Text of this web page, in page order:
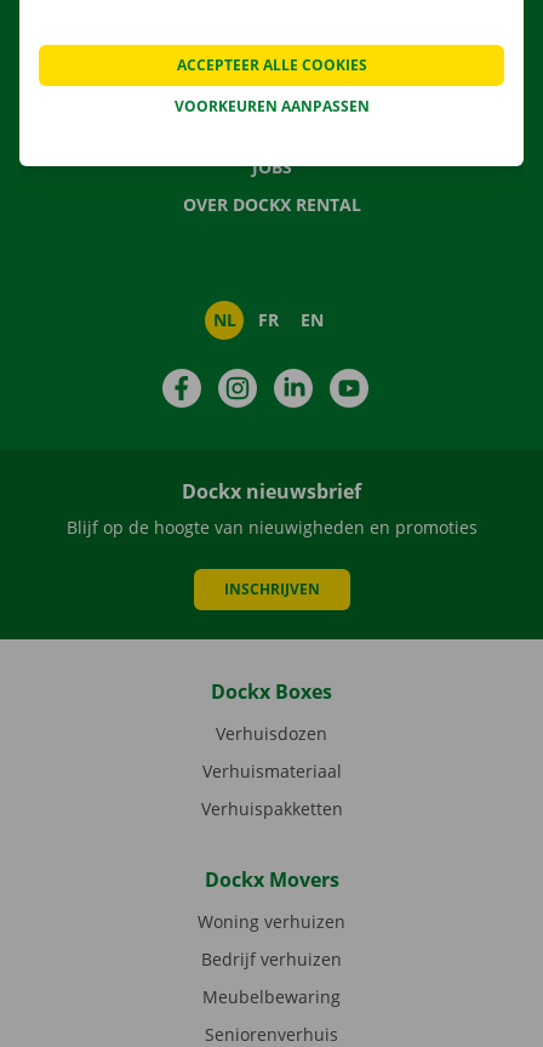
VEELGESTELDE VRAGEN
NIEUWS
JOBS
OVER DOCKX RENTAL
NL FR EN
FacebookInstagramLinkedIn
Dockx nieuwsbrief
Blijf op de hoogte van nieuwigheden en promoties
INSCHRIJVEN
Dockx Boxes
Verhuisdozen
Verhuismateriaal
Verhuispakketten
Dockx Movers
Woning verhuizen
Bedrijf verhuizen
Meubelbewaring
Seniorenverhuis
VOORKEUREN AANPASSEN
ACCEPTEER ALLE COOKIES